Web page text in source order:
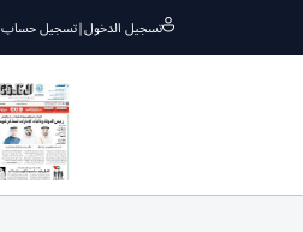
تسجيل الدخول|تسجيل حساب